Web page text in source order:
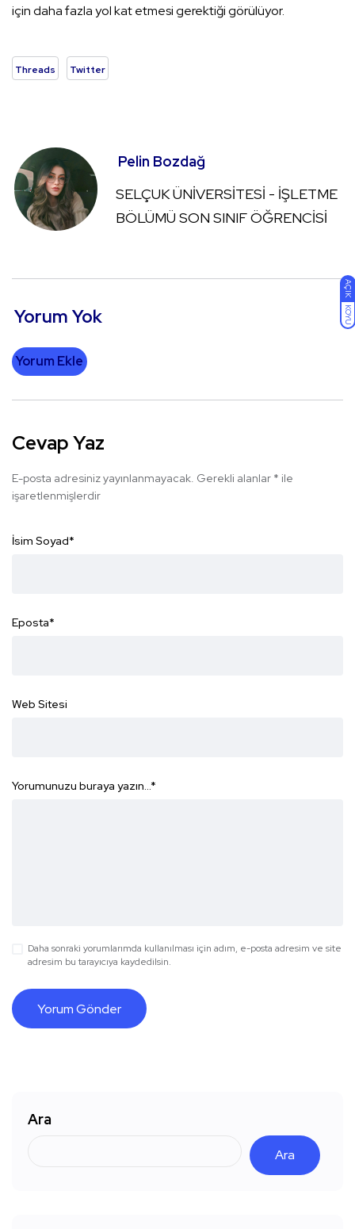
AÇIK
KOYU
için daha fazla yol kat etmesi gerektiği görülüyor.
Threads Twitter
Pelin Bozdağ
SELÇUK ÜNİVERSİTESİ - İŞLETME
BÖLÜMÜ SON SINIF ÖĞRENCİSİ
Yorum Yok
Yorum Ekle
Cevap Yaz
E-posta adresiniz yayınlanmayacak. Gerekli alanlar * ile
işaretlenmişlerdir
İsim Soyad*
Eposta*
Web Sitesi
Yorumunuzu buraya yazın...*
Daha sonraki yorumlarımda kullanılması için adım, e-posta adresim ve site
adresim bu tarayıcıya kaydedilsin.
Ara
Ara